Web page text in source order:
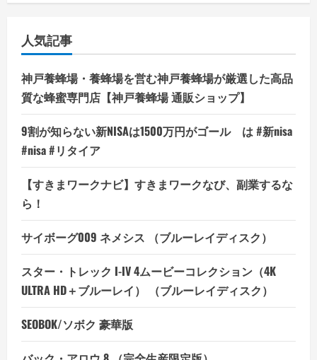
人気記事
神戸養蜂場・養蜂場を営む神戸養蜂場が厳選した高品
質な蜂蜜専門店【神戸養蜂場 通販ショップ】
9割が知らない新NISAは1500万円がゴール は #新nisa
#nisa #リタイア
【すきまワークナビ】すきまワークなび、副業するな
ら！
サイボーグ009 ネメシス （ブルーレイディスク）
スター・トレック I-IV 4ムービーコレクション（4K
ULTRA HD＋ブルーレイ） （ブルーレイディスク）
SEOBOK/ソボク 豪華版